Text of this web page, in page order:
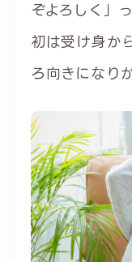
ぞよろしく」
初は受け身か
ろ向きになり